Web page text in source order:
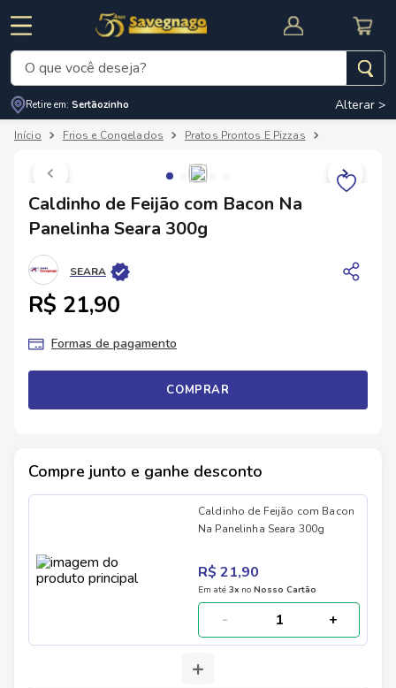
CUPOM DE DESCONTO
O que você deseja?
Retire em: Sertãozinho Alterar >
Frios e Congelados Pratos Prontos E Pizzas
Caldinho de Feijão com Bacon Na
Panelinha Seara 300g
SEARA
R$ 21,90
Formas de pagamento
COMPRAR
Compre junto e ganhe desconto
Caldinho de Feijão com Bacon
Na Panelinha Seara 300g
R$ 21,90
Em até 3x no Nosso Cartão
- +
+
Termos mais buscados
cafe
3º
cerveja
5º arroz